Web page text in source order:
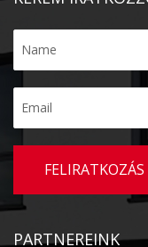
PARTNEREINK